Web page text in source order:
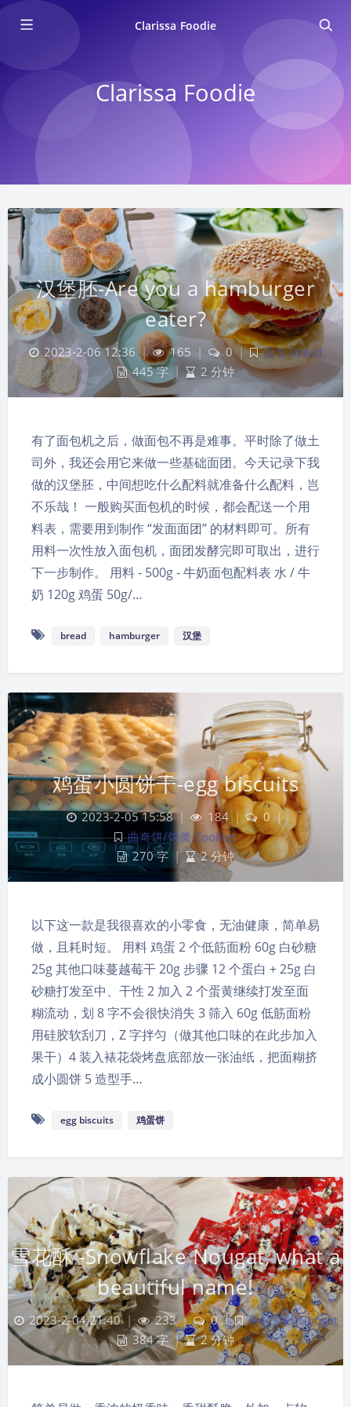
Clarissa Foodie
Clarissa Foodie
汉堡胚-Are you a hamburger
eater?
2023-2-06 12:36 | 165 | 0 |
面包 Bread
445 字 | 2 分钟
有了面包机之后，做面包不再是难事。平时除了做土
司外，我还会用它来做一些基础面团。今天记录下我
做的汉堡胚，中间想吃什么配料就准备什么配料，岂
不乐哉！ 一般购买面包机的时候，都会配送一个用
料表，需要用到制作 “发面面团” 的材料即可。所有
用料一次性放入面包机，面团发酵完即可取出，进行
下一步制作。 用料 - 500g - 牛奶面包配料表 水 / 牛
奶 120g 鸡蛋 50g/…
bread hamburger 汉堡
鸡蛋小圆饼干-egg biscuits
2023-2-05 15:58 | 184 | 0 |
曲奇饼/饼类 Cookies
270 字 | 2 分钟
以下这一款是我很喜欢的小零食，无油健康，简单易
做，且耗时短。 用料 鸡蛋 2 个低筋面粉 60g 白砂糖
25g 其他口味蔓越莓干 20g 步骤 12 个蛋白 + 25g 白
砂糖打发至中、干性 2 加入 2 个蛋黄继续打发至面
糊流动，划 8 字不会很快消失 3 筛入 60g 低筋面粉
用硅胶软刮刀，Z 字拌匀（做其他口味的在此步加入
果干）4 装入裱花袋烤盘底部放一张油纸，把面糊挤
成小圆饼 5 造型手…
egg biscuits 鸡蛋饼
雪花酥 -Snowflake Nougat, what a
beautiful name!
2023-2-04 21:40 233 | 0 |
牛轧系列 Nougat
384 字 | 2 分钟